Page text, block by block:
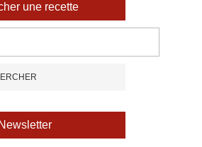
une recette